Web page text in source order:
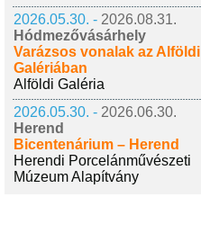
2026.05.30. - 2026.08.31.
Hódmezővásárhely
Varázsos vonalak az Alföldi
Galériában
Alföldi Galéria
2026.05.30. - 2026.06.30.
Herend
Bicentenárium – Herend
Herendi Porcelánművészeti
Múzeum Alapítvány